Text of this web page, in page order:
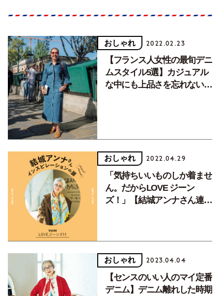
おしゃれ 2022.02.23
【フランス人女性の最旬デニ
ムスタイル5選】カジュアル
な中にも上品さを忘れない、
おしゃれ 2022.04.29
「気持ちいいものしか着ませ
ん。だからLOVE ジーン
ズ！」【結城アンナさん連載
おしゃれ 2023.04.04
【センスのいい人のマイ定番
デニム】デニム離れした時期